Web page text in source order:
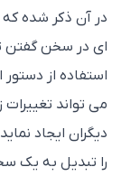
در آن ذکر شده که
ای در سخن گفتن
استفاده از دستور
می تواند تغییرات
دیگران ایجاد نماید و
را تبدیل به یک